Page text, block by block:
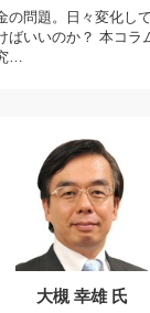
の問題。日々変化し
ばいいのか？ 本コラ
…
大槻 幸雄 氏